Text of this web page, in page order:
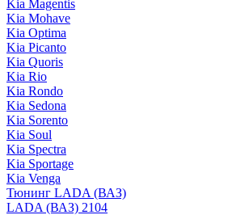
Kia Magentis
Kia Mohave
Kia Optima
Kia Picanto
Kia Quoris
Kia Rio
Kia Rondo
Kia Sedona
Kia Sorento
Kia Soul
Kia Spectra
Kia Sportage
Kia Venga
Тюнинг LADA (ВАЗ)
LADA (ВАЗ) 2104